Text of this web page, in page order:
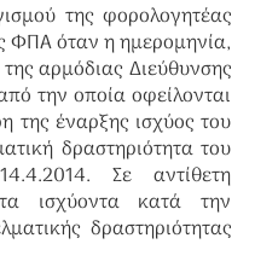
της φορολογητέας
ΦΠΑ όταν η ημερομηνία,
αρμόδιας Διεύθυνσης
την οποία οφείλονται
της έναρξης ισχύος του
δραστηριότητα του
Σε αντίθετη
ισχύοντα κατά την
δραστηριότητας